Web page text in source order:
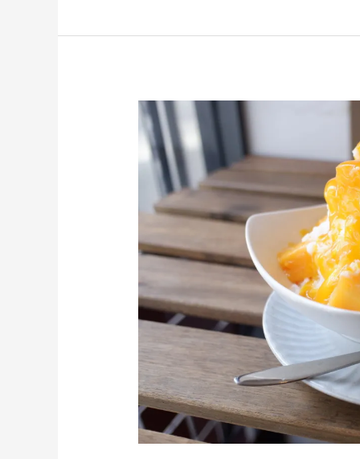
プ
レ
ミ
マ
ゴ
ー
き
ご
提
供